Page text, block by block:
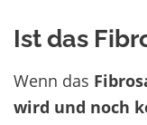
Ist das
Wenn das
wird und noch